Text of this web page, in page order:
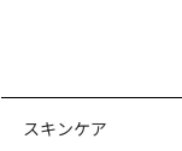
スキンケア